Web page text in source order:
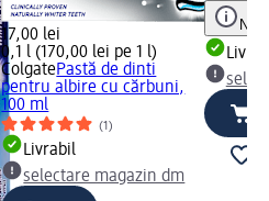
17,00 lei
0,1 l (170,00 lei pe 1 l)
ColgatePastă de dinti
pentru albire cu cărbuni,
100 ml
(1)
Livrabil
selectare magazin dm
Notă